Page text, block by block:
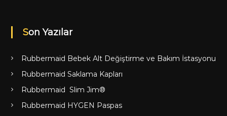
Son Yazılar
Rubbermaid Bebek Alt Değiştirme ve Bakım İstasyonu
Rubbermaid Saklama Kapları
Rubbermaid Slim Jim®
Rubbermaid HYGEN Paspas